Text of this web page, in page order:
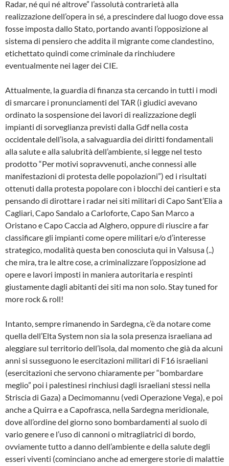
Radar, né qui né altrove” l’assolutà contrarietà alla
realizzazione dell’opera in sé, a prescindere dal luogo dove essa
fosse imposta dallo Stato, portando avanti l’opposizione al
sistema di pensiero che addita il migrante come clandestino,
etichettato quindi come criminale da rinchiudere
eventualmente nei lager dei CIE.
Attualmente, la guardia di finanza sta cercando in tutti i modi
di smarcare i pronunciamenti del TAR (i giudici avevano
ordinato la sospensione dei lavori di realizzazione degli
impianti di sorveglianza previsti dalla Gdf nella costa
occidentale dell’isola, a salvaguardia dei diritti fondamentali
alla salute e alla salubrità dell’ambiente, si legge nel testo
prodotto “Per motivi sopravvenuti, anche connessi alle
manifestazioni di protesta delle popolazioni”) ed i risultati
ottenuti dalla protesta popolare con i blocchi dei cantieri e sta
pensando di dirottare i radar nei siti militari di Capo Sant’Elia a
Cagliari, Capo Sandalo a Carloforte, Capo San Marco a
Oristano e Capo Caccia ad Alghero, oppure di riuscire a far
classificare gli impianti come opere militari e/o d’interesse
strategico, modalità questa ben conosciuta qui in Valsusa (..)
che mira, tra le altre cose, a criminalizzare l’opposizione ad
opere e lavori imposti in maniera autoritaria e respinti
giustamente dagli abitanti dei siti ma non solo. Stay tuned for
more rock & roll!
Intanto, sempre rimanendo in Sardegna, c’è da notare come
quella dell’Elta System non sia la sola presenza israeliana ad
aleggiare sul territorio dell’isola, dal momento che già da alcuni
anni si susseguono le esercitazioni militari di F16 israeliani
(esercitazioni che servono chiaramente per “bombardare
meglio” poi i palestinesi rinchiusi dagli israeliani stessi nella
Striscia di Gaza) a Decimomannu (vedi Operazione Vega), e poi
anche a Quirra e a Capofrasca, nella Sardegna meridionale,
dove all’ordine del giorno sono bombardamenti al suolo di
vario genere e l’uso di cannoni o mitragliatrici di bordo,
ovviamente tutto a danno dell’ambiente e della salute degli
esseri viventi (cominciano anche ad emergere storie di malattie